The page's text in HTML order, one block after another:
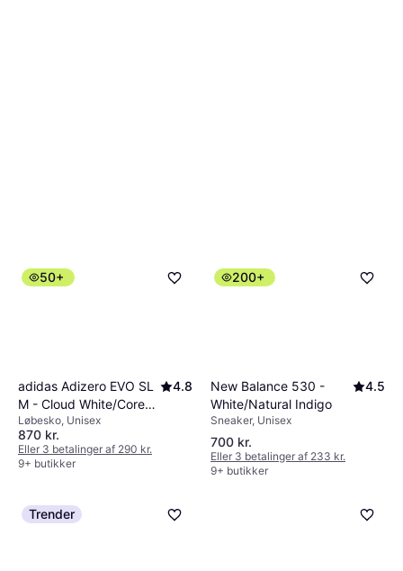
50+
adidas Adizero EVO SL
M - Cloud White/Core
Black
4.8
Løbesko, Unisex
870 kr.
Eller 3 betalinger af 290 kr.
9+ butikker
200+
New Balance 530 -
White/Natural Indigo
4.5
Sneaker, Unisex
700 kr.
Eller 3 betalinger af 233 kr.
9+ butikker
Trender